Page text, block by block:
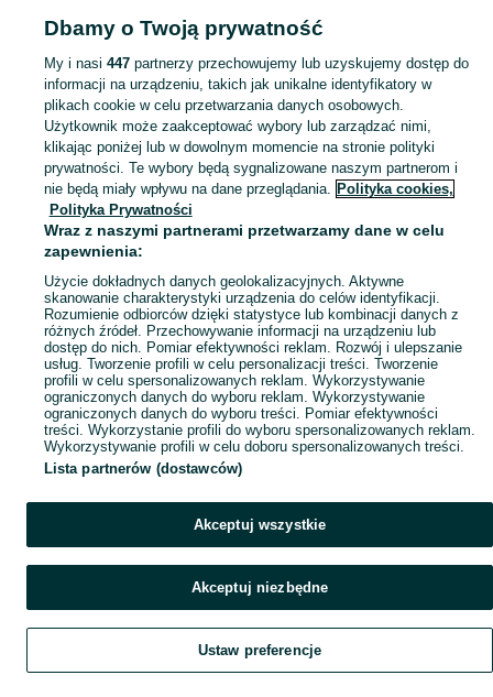
KATEGORIA
Szeroki wybór koszul damskich Elbląg ▶️ bawełniane, oversize, w kratę i jedwabne ✅ Nowe i używane w atrakcyjnych cenach ✌ Znajdź oferty na OLX.pl! Zobacz
Mapa kategorii
Mapa miejscowości
Mapa ministron
Szukaj Obserwujesz Dodaj Czat Konto
Dbamy o Twoją prywatność
My i nasi 447partnerzy przechowujemy lub uzyskujemy dostęp do
informacji na urządzeniu, takich jak unikalne identyfikatory w
plikach cookie w celu przetwarzania danych osobowych.
Użytkownik może zaakceptować wybory lub zarządzać nimi,
klikając poniżej lub w dowolnym momencie na stronie polityki
prywatności. Te wybory będą sygnalizowane naszym partnerom i
nie będą miały wpływu na dane przeglądania. Polityka cookies,
Polityka Prywatności
Wraz z naszymi partnerami przetwarzamy dane w celu
zapewnienia:
Użycie dokładnych danych geolokalizacyjnych. Aktywne
skanowanie charakterystyki urządzenia do celów identyfikacji.
Rozumienie odbiorców dzięki statystyce lub kombinacji danych z
różnych źródeł. Przechowywanie informacji na urządzeniu lub
dostęp do nich. Pomiar efektywności reklam. Rozwój i ulepszanie
usług. Tworzenie profili w celu personalizacji treści. Tworzenie
profili w celu spersonalizowanych reklam. Wykorzystywanie
ograniczonych danych do wyboru reklam. Wykorzystywanie
ograniczonych danych do wyboru treści. Pomiar efektywności
treści. Wykorzystanie profili do wyboru spersonalizowanych reklam.
Wykorzystywanie profili w celu doboru spersonalizowanych treści.
Lista partnerów (dostawców)
Akceptuj wszystkie
Akceptuj niezbędne
Ustaw preferencje